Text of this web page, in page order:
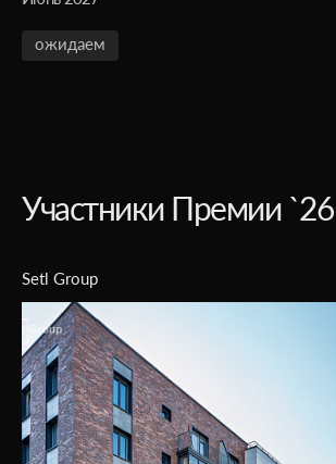
ожидаем
Участники Премии `26
Атлант Девелопмент